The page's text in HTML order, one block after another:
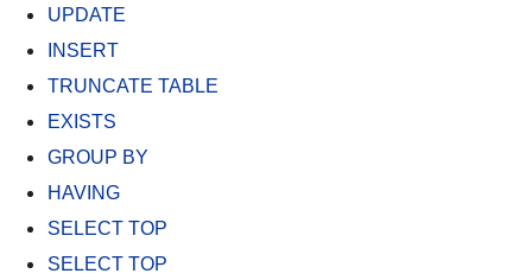
UPDATE
INSERT
TRUNCATE TABLE
EXISTS
GROUP BY
HAVING
SELECT TOP
SELECT TOP